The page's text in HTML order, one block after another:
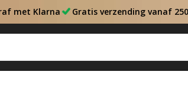
met Klarna Gratis verzending vanaf 250